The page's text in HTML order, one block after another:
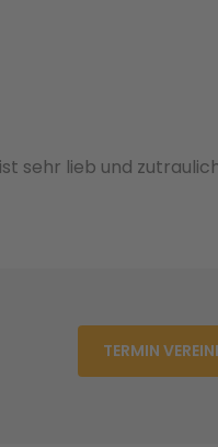
sehr lieb und
TERMIN